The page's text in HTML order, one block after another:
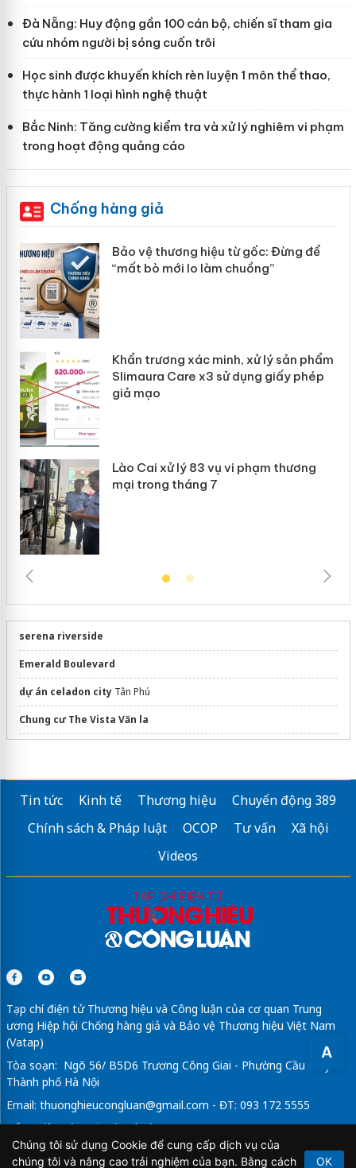
A
Đà Nẵng: Huy động gần 100 cán bộ, chiến sĩ tham gia
cứu nhóm người bị sóng cuốn trôi
Học sinh được khuyến khích rèn luyện 1 môn thể thao,
thực hành 1 loại hình nghệ thuật
Bắc Ninh: Tăng cường kiểm tra và xử lý nghiêm vi phạm
trong hoạt động quảng cáo
Chống hàng giả
Bảo vệ thương hiệu từ gốc: Đừng để
“mất bò mới lo làm chuồng”
Khẩn trương xác minh, xử lý sản phẩm
Slimaura Care x3 sử dụng giấy phép
giả mạo
Lào Cai xử lý 83 vụ vi phạm thương
mại trong tháng 7
serena riverside
Emerald Boulevard
dự án celadon cityTân Phú
Chung cư The Vista Văn la
Thông tin dự ánVinhomes Củ Chimới nhất
tiện ích monrei saigon
3 phòng ngủ
Tin tức Kinh tế Thương hiệu
Chuyển động 389
Chính sách & Pháp luật
OCOP Tư vấn
Xã hội
Videos
Tạp chí điện tử Thương hiệu và Công luận của cơ quan Trung
ương Hiệp hội Chống hàng giả và Bảo vệ Thương hiệu Việt Nam
(Vatap)
Tòa soạn: Ngõ 56/ B5D6 Trương Công Giai - Phường Cầu Giấy -
Thành phố Hà Nội
Email: thuonghieucongluan@gmail.com - ĐT: 093 172 5555
Tổng Biên Tập: Vũ Đức Thuận
Giấy phép hoạt động báo chí điện tử số 64/GP-BTTTT do Bộ
Chúng tôi sử dụng Cookie để cung cấp dịch vụ của
chúng tôi và nâng cao trải nghiệm của bạn. Bằng cách
OK